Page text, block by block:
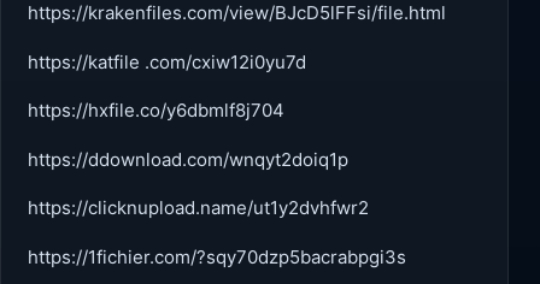
https://krakenfiles.com/view/BJcD5lFFsi/file.html
https://katfile .com/cxiw12i0yu7d
https://hxfile.co/y6dbmlf8j704
https://ddownload.com/wnqyt2doiq1p
https://clicknupload.name/ut1y2dvhfwr2
https://1fichier.com/?sqy70dzp5bacrabpgi3s